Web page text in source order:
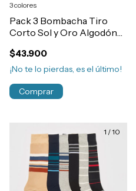
Pack 3 Bombacha Tiro
Corto Sol y Oro Algodón
$43.900
¡No te lo pierdas, es el último!
3 colores
Comprar
1 /10